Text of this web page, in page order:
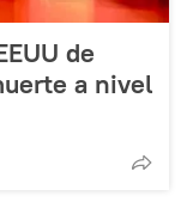
de
a nivel